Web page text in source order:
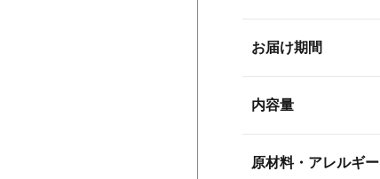
お届け期間
内容量
原材料・アレルギー